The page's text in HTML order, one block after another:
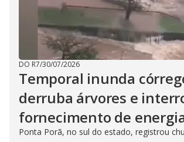
DO R7/30/07/2026
Temporal inunda
derruba árvores e
fornecimento de
Ponta Porã, no sul do estado, registrou